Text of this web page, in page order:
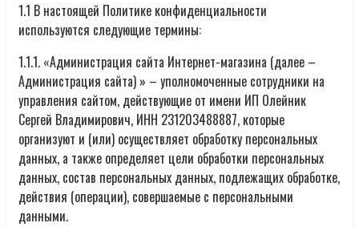
1.1 В настоящей Политике конфиденциальности
используются следующие термины:
1.1.1. «Администрация сайта Интернет-магазина (далее –
Администрация сайта) » – уполномоченные сотрудники на
управления сайтом, действующие от имени ИП Олейник
Сергей Владимирович, ИНН 231203488887, которые
организуют и (или) осуществляет обработку персональных
данных, а также определяет цели обработки персональных
данных, состав персональных данных, подлежащих обработке,
действия (операции), совершаемые с персональными
данными.